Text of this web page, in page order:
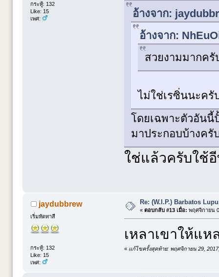
กระทู้: 132
Like: 15
เพศ:
อ้างจาก:
อ้างจาก:
สวยงามมากครั
ไม่ใช่เรซิ่นนะค
โดยเฉพาะตัวอันนี้
มาประกอบบ้างค
ใช่แล้วครับใช้
jaydubbrew
เริ่มหัดทาสี
กระทู้: 132
Like: 15
เพศ:
Re: (W.I.P.) Barbatos
« ตอบกลับ #13 เมื่อ: พฤศจิกายน
เหลาเขาให้แห
« แก้ไขครั้งสุดท้าย: พฤศจิกายน 29,